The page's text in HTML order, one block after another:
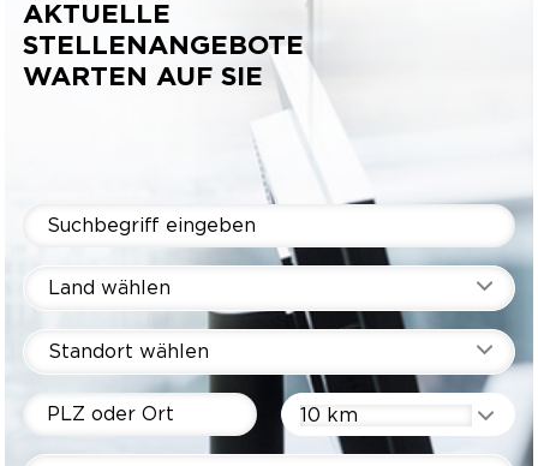
AKTUELLE
STELLENANGEBOTE
WARTEN AUF SIE
Land wählen
Standort wählen
10 km